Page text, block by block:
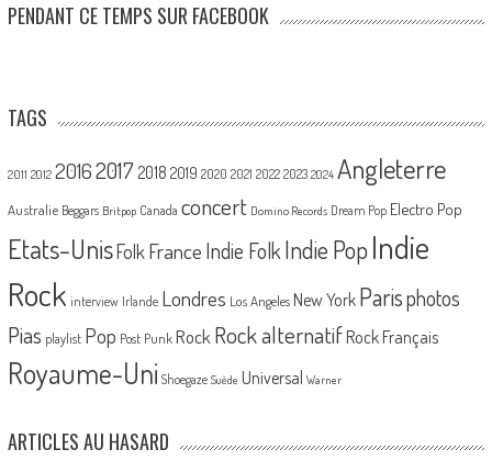
PENDANT CE TEMPS SUR FACEBOOK
TAGS
2011 2012 20162017 2018 2019 2020 2021 2022 2023 2024 Angleterre
Australie Beggars Britpop Canada concert Domino Records Dream Pop Electro Pop
Etats-UnisFolk France Indie FolkIndie PopIndie
Rock interview Irlande Londres Los Angeles New York Parisphotos
Pias playlist Pop Post Punk Rock Rock alternatif Rock Français
Royaume-Uni Shoegaze Suède Universal Warner
ARTICLES AU HASARD